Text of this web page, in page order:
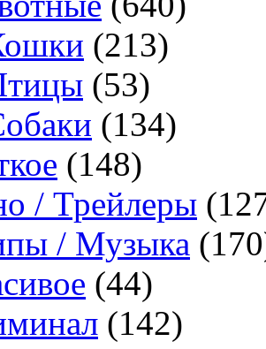
(213)
(53)
(134)
(148)
/ Трейлеры
/ Музыка
(44)
(142)